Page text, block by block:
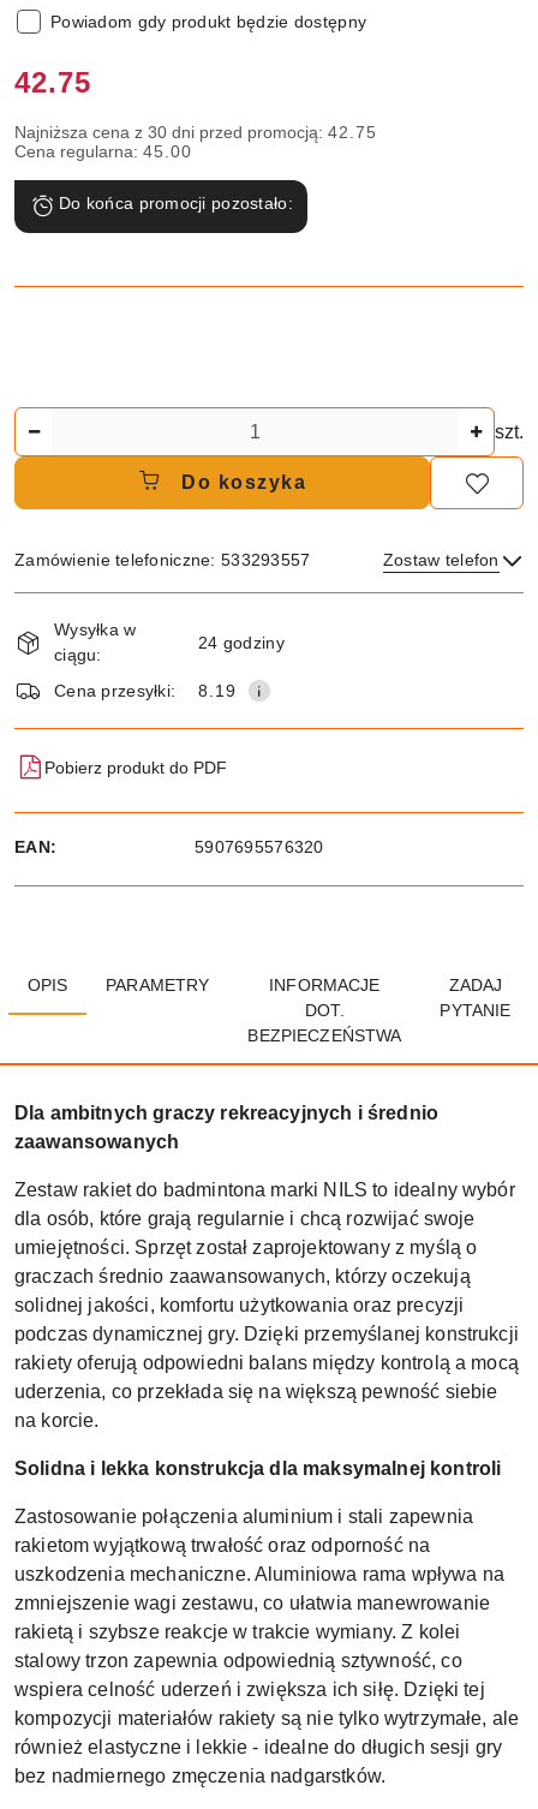
Powiadom gdy produkt będzie dostępny
Cena:
42.75
Najniższa cena z 30 dni przed promocją: 42.75
Cena regularna: 45.00
Do końca promocji pozostało:
szt.
Do koszyka
Zamówienie telefoniczne: 533293557 Zostaw telefon
i
dostawa
Wysyłka w
ciągu:
24 godziny
Cena przesyłki: 8.19
Pobierz produkt do PDF
EAN: 5907695576320
OPIS PARAMETRY
INFORMACJE
DOT.
BEZPIECZEŃSTWA
ZADAJ
PYTANIE
Dla ambitnych graczy rekreacyjnych i średnio
zaawansowanych
Zestaw rakiet do badmintona marki NILS to idealny wybór
dla osób, które grają regularnie i chcą rozwijać swoje
umiejętności. Sprzęt został zaprojektowany z myślą o
graczach średnio zaawansowanych, którzy oczekują
solidnej jakości, komfortu użytkowania oraz precyzji
podczas dynamicznej gry. Dzięki przemyślanej konstrukcji
rakiety oferują odpowiedni balans między kontrolą a mocą
uderzenia, co przekłada się na większą pewność siebie
na korcie.
Solidna i lekka konstrukcja dla maksymalnej kontroli
Zastosowanie połączenia aluminium i stali zapewnia
rakietom wyjątkową trwałość oraz odporność na
uszkodzenia mechaniczne. Aluminiowa rama wpływa na
zmniejszenie wagi zestawu, co ułatwia manewrowanie
rakietą i szybsze reakcje w trakcie wymiany. Z kolei
stalowy trzon zapewnia odpowiednią sztywność, co
wspiera celność uderzeń i zwiększa ich siłę. Dzięki tej
kompozycji materiałów rakiety są nie tylko wytrzymałe, ale
również elastyczne i lekkie - idealne do długich sesji gry
bez nadmiernego zmęczenia nadgarstków.